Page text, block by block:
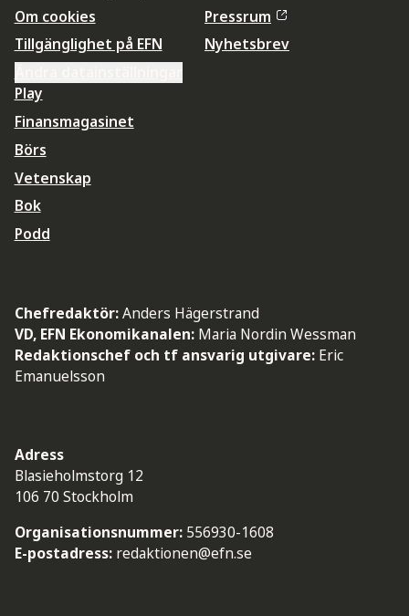
Om cookies
Tillgänglighet på EFN
Pressrum
Nyhetsbrev
Play
Finansmagasinet
Börs
Vetenskap
Bok
Podd
Chefredaktör:Anders Hägerstrand
VD, EFN Ekonomikanalen: Maria Nordin Wessman
Redaktionschef och tf ansvarig utgivare: Eric
Emanuelsson
Adress
Blasieholmstorg 12
106 70 Stockholm
Organisationsnummer: 556930-1608
E-postadress: redaktionen@efn.se